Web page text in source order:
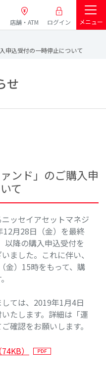
店舗・ATM ログイン
メニュー
申込受付の一時停止について
せ
ンド」のご購入申
て
ッセイアセットマネジ
12月28日（金）を最終
以降の購入申込受付を
ました。これに伴い、
金）15時をもって、購
ては、2019年1月4日
たします。詳細は「運
確認をお願いします。
）